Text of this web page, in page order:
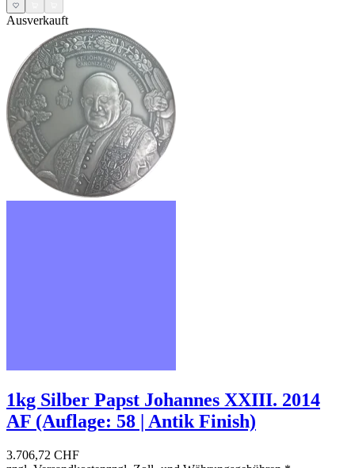
Ausverkauft
1kg Silber Papst Johannes XXIII. 2014
AF (Auflage: 58 | Antik Finish)
3.706,72 CHF